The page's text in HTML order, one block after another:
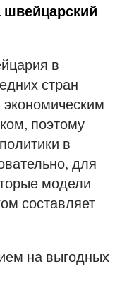
швейцарский
в
стран
поэтому
в
для
модели
составляет
на выгодных